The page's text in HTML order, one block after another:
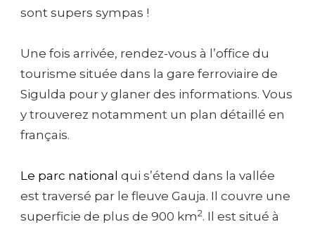
sont supers sympas !
Une fois arrivée, rendez-vous à l’office du
tourisme située dans la gare ferroviaire de
Sigulda pour y glaner des informations. Vous
y trouverez notamment un plan détaillé en
français.
Le parc national qui s’étend dans la vallée
est traversé par le fleuve Gauja. Il couvre une
superficie de plus de 900 km2. Il est situé à